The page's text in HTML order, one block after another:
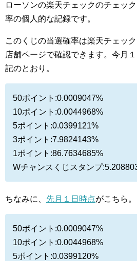
ローソンの楽天チェックのチェッ
率の個人的な記録です。
このくじの当選確率は楽天チェッ
店舗ページで確認できます。今月
記のとおり。
50ポイント:0.0009047%
10ポイント:0.0044968%
5ポイント:0.0399121%
3ポイント:7.9824143%
1ポイント:86.7634685%
Wチャンスくじスタンプ
ちなみに、 先月１日時点がこちら。
50ポイント:0.0009047%
10ポイント:0.0044968%
5ポイント:0.0399120%